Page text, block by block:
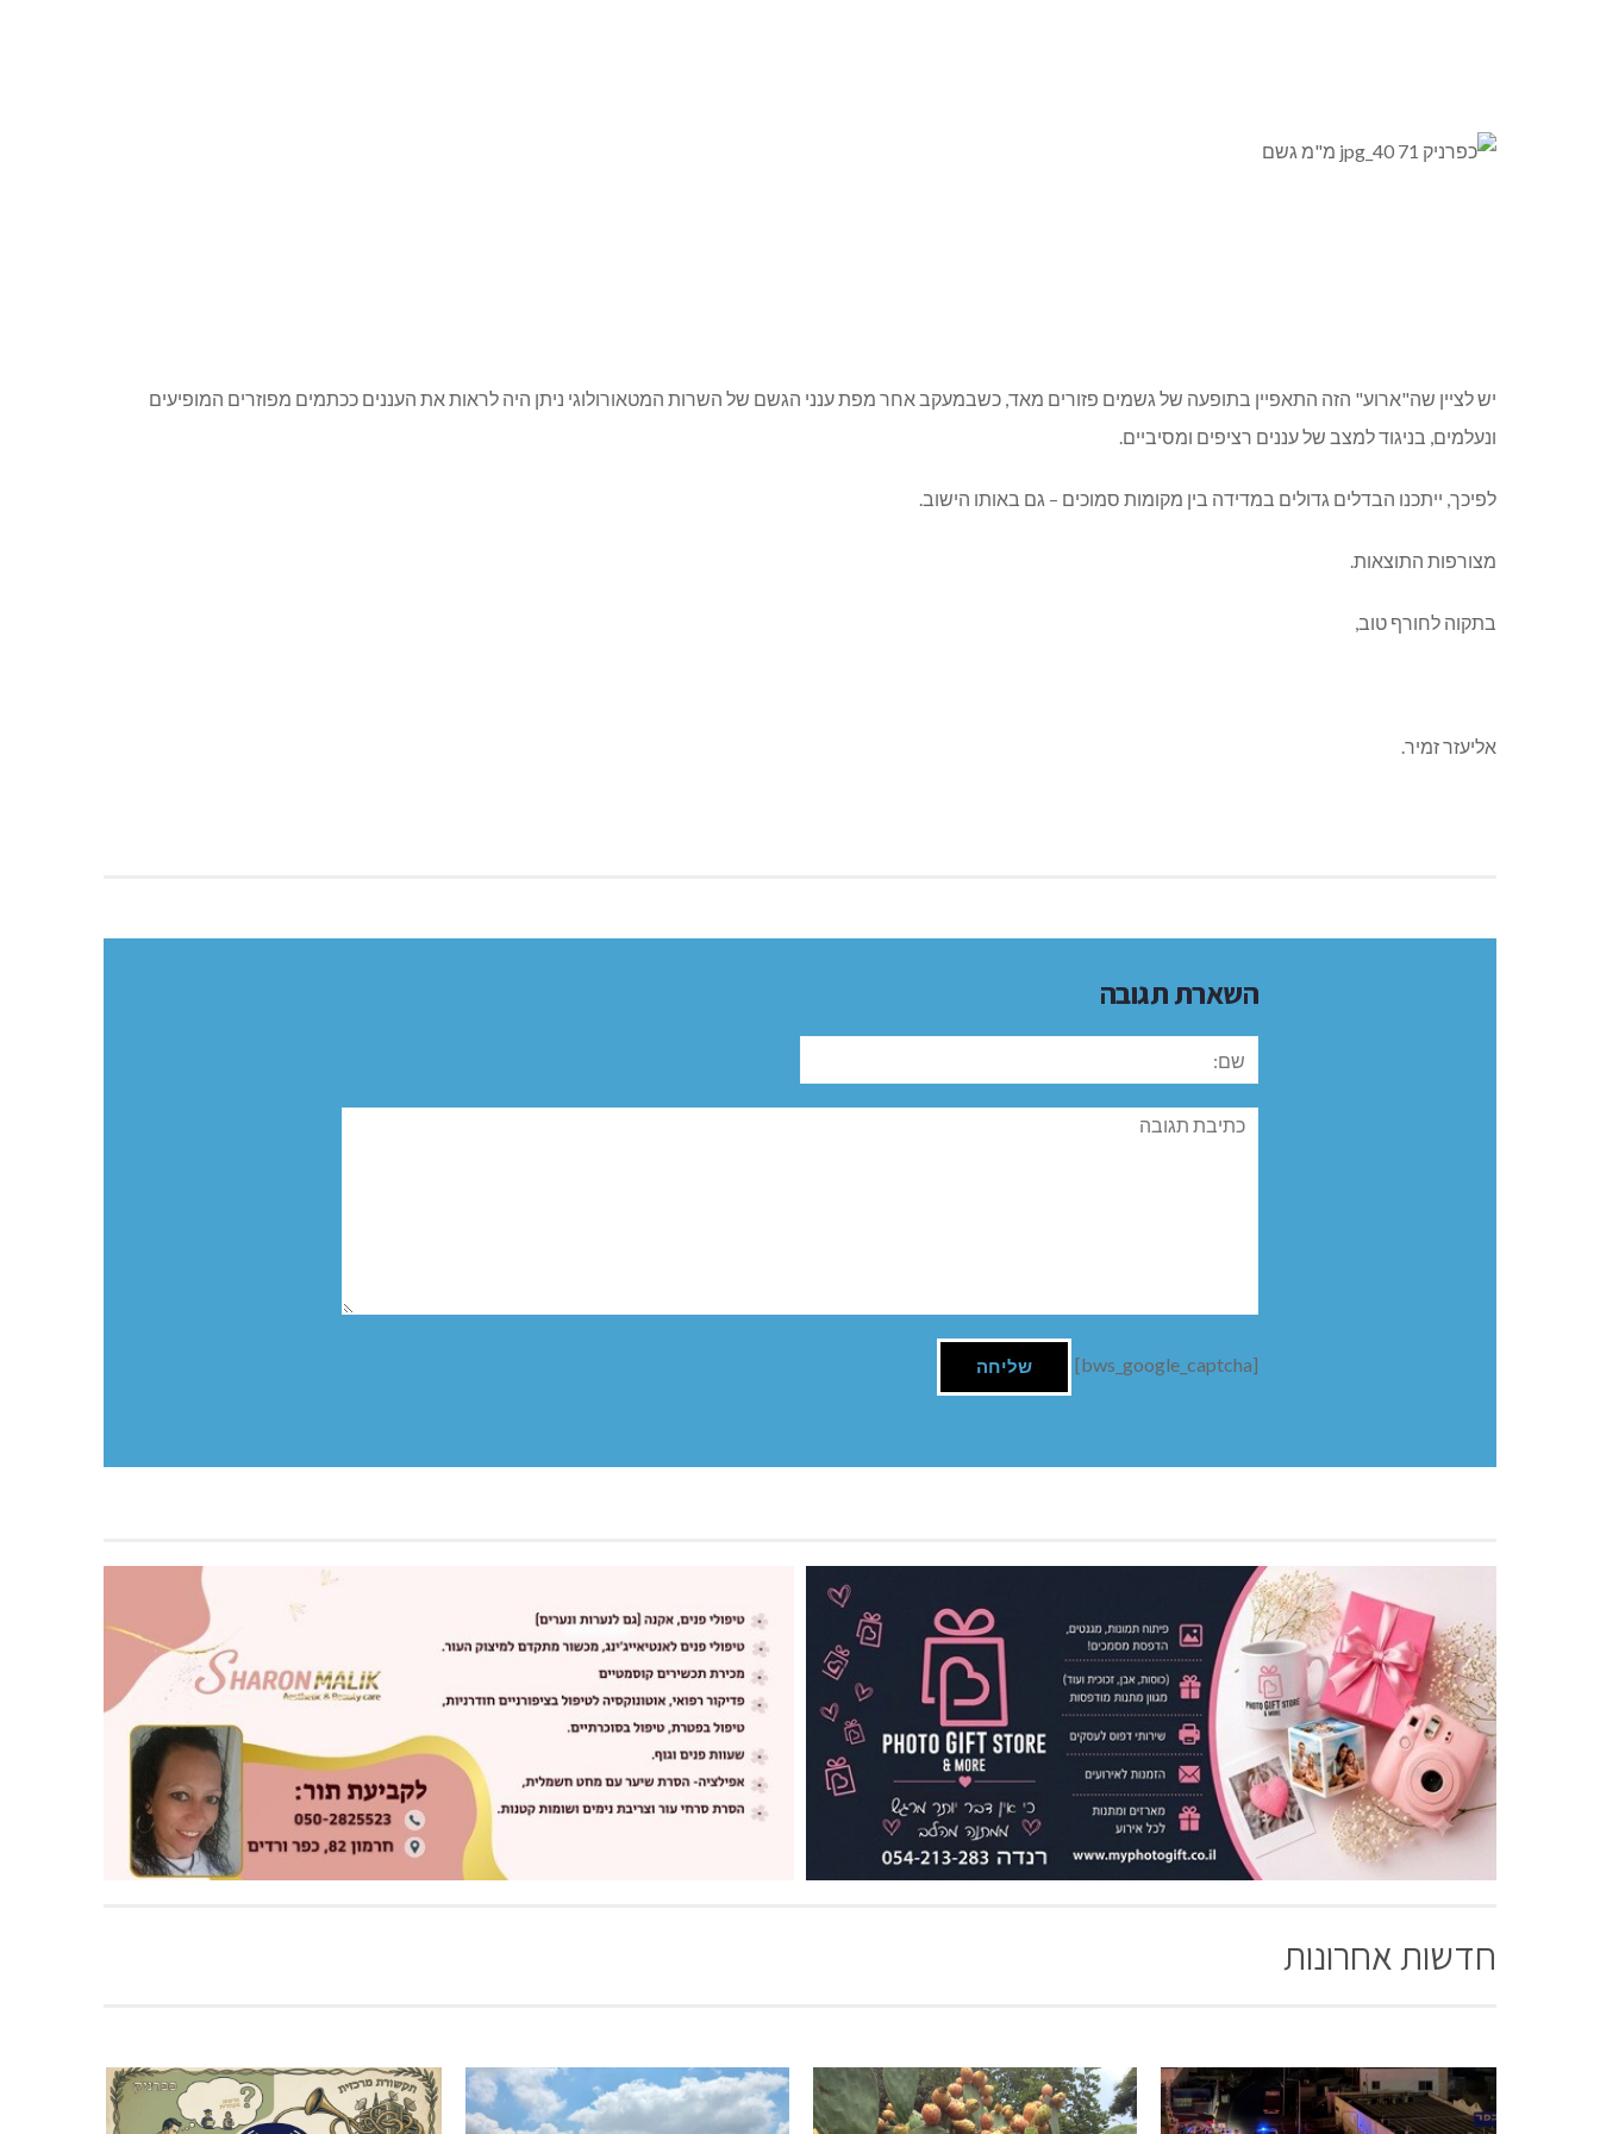
יש לציין שה"ארוע" הזה התאפיין בתופעה של גשמים פזורים מאד, כשבמעקב אחר מפת ענני הגשם של השרות המטאורולוגי ניתן היה לראות את העננים ככתמים מפוזרים המופיעים
ונעלמים, בניגוד למצב של עננים רציפים ומסיביים.
לפיכך, ייתכנו הבדלים גדולים במדידה בין מקומות סמוכים – גם באותו הישוב.
מצורפות התוצאות.
בתקוה לחורף טוב,
אליעזר זמיר.
השארת תגובה
תגובה
[bws_google_captcha]
חדשות אחרונות